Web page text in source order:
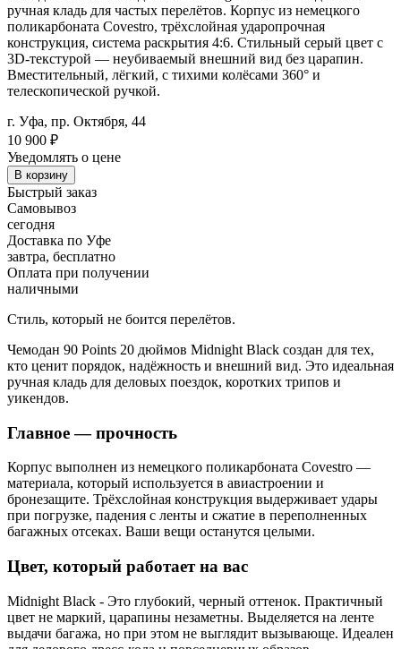
ручная кладь для частых перелётов. Корпус из немецкого
поликарбоната Covestro, трёхслойная ударопрочная
конструкция, система раскрытия 4:6. Стильный серый цвет с
3D-текстурой — неубиваемый внешний вид без царапин.
Вместительный, лёгкий, с тихими колёсами 360° и
телескопической ручкой.
г. Уфа, пр. Октября, 44
10 900 ₽
Уведомлять о цене
В корзину
Быстрый заказ
Самовывоз
сегодня
Доставка по Уфе
завтра, бесплатно
Оплата при получении
наличными
Стиль, который не боится перелётов.
Чемодан 90 Points 20 дюймов Midnight Black создан для тех,
кто ценит порядок, надёжность и внешний вид. Это идеальная
ручная кладь для деловых поездок, коротких трипов и
уикендов.
Главное — прочность
Корпус выполнен из немецкого поликарбоната Covestro —
материала, который используется в авиастроении и
бронезащите. Трёхслойная конструкция выдерживает удары
при погрузке, падения с ленты и сжатие в переполненных
багажных отсеках. Ваши вещи останутся целыми.
Цвет, который работает на вас
Midnight Black - Это глубокий, черный оттенок. Практичный
цвет не маркий, царапины незаметны. Выделяется на ленте
выдачи багажа, но при этом не выглядит вызывающе. Идеален